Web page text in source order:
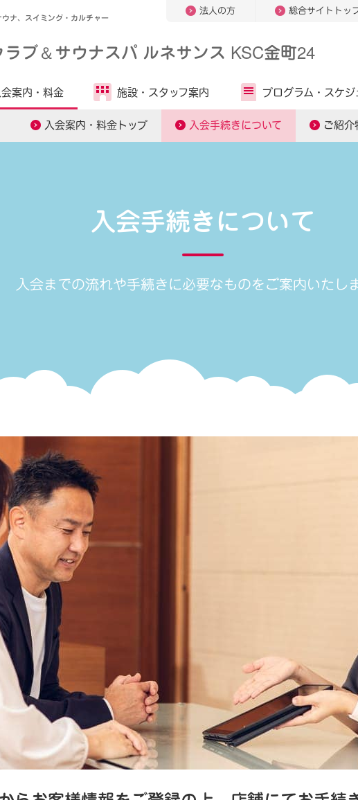
ナ、スイミング・カルチャー
法人の方 総合サイトトッ
ラブ＆サウナスパ ルネサンス KSC金町24
会案内・ 料金
入会案内・料金トップ 入会手続きについて ご紹介
施設・ スタッフ案内 プログラム・ スケジ
入会手続きについて
入会までの流れや手続きに必要なものをご案内いたし